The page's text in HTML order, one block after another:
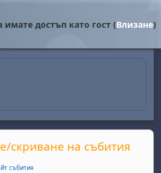
достъп като гост (Влизане)
blocks
скриване на събития
скриване на събития
събития